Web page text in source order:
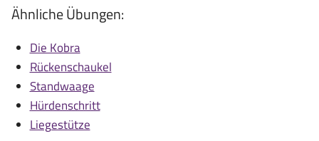
Ähnliche Übungen:
Die Kobra
Rückenschaukel
Standwaage
Hürdenschritt
Liegestütze